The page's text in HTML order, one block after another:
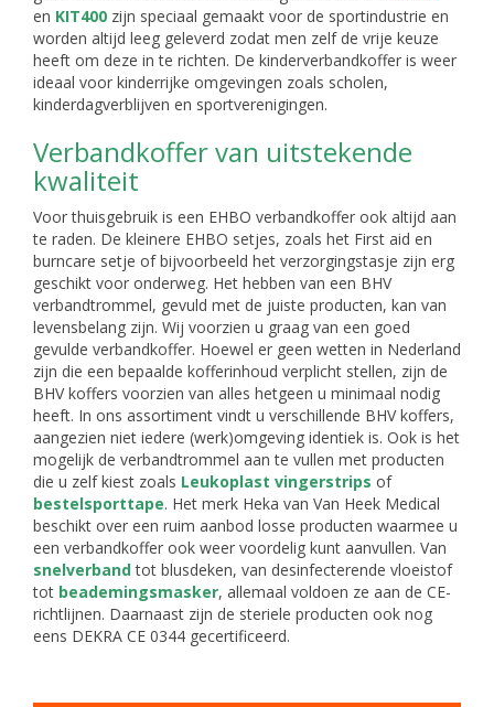
en KIT400 zijn speciaal gemaakt voor de sportindustrie en
worden altijd leeg geleverd zodat men zelf de vrije keuze
heeft om deze in te richten. De kinderverbandkoffer is weer
ideaal voor kinderrijke omgevingen zoals scholen,
kinderdagverblijven en sportverenigingen.
Verbandkoffer van uitstekende
kwaliteit
Voor thuisgebruik is een EHBO verbandkoffer ook altijd aan
te raden. De kleinere EHBO setjes, zoals het First aid en
burncare setje of bijvoorbeeld het verzorgingstasje zijn erg
geschikt voor onderweg. Het hebben van een BHV
verbandtrommel, gevuld met de juiste producten, kan van
levensbelang zijn. Wij voorzien u graag van een goed
gevulde verbandkoffer. Hoewel er geen wetten in Nederland
zijn die een bepaalde kofferinhoud verplicht stellen, zijn de
BHV koffers voorzien van alles hetgeen u minimaal nodig
heeft. In ons assortiment vindt u verschillende BHV koffers,
aangezien niet iedere (werk)omgeving identiek is. Ook is het
mogelijk de verbandtrommel aan te vullen met producten
die u zelf kiest zoals Leukoplast vingerstrips of
bestelsporttape. Het merk Heka van Van Heek Medical
beschikt over een ruim aanbod losse producten waarmee u
een verbandkoffer ook weer voordelig kunt aanvullen. Van
snelverbandtot blusdeken, van desinfecterende vloeistof
tot beademingsmasker, allemaal voldoen ze aan de CE-
richtlijnen. Daarnaast zijn de steriele producten ook nog
eens DEKRA CE 0344 gecertificeerd.